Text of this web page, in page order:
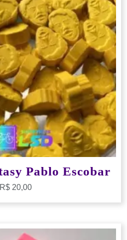
Pablo Escobar
R$20,00